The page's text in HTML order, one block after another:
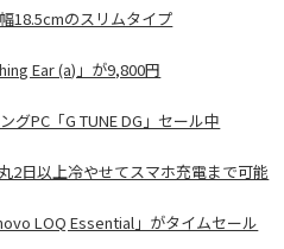
18.5cmのスリムタイプ
Ear (a)」が9,800円
グPC「G TUNE DG」セール中
2日以上冷やせてスマホ充電まで可能
LOQ Essential」がタイムセール